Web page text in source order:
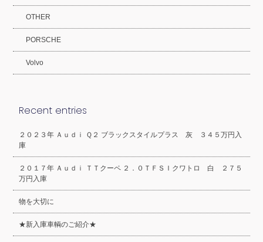
OTHER
PORSCHE
Volvo
Recent entries
２０２３年 Ａｕｄｉ Ｑ２ ブラックスタイルプラス 灰 ３４５万円入
庫
２０１７年 Ａｕｄｉ ＴＴクーペ ２．０ＴＦＳＩクワトロ 白 ２７５
万円入庫
物を大切に
★新入庫車輌のご紹介★